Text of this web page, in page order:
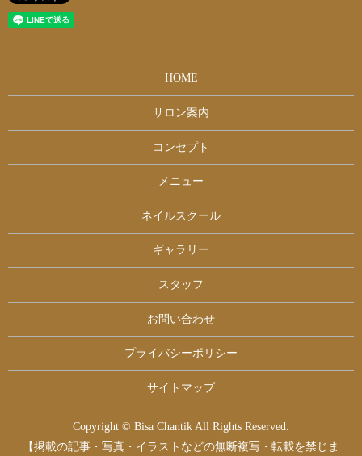
HOME
サロン案内
コンセプト
メニュー
ネイルスクール
ギャラリー
スタッフ
お問い合わせ
プライバシーポリシー
サイトマップ
Copyright © Bisa Chantik All Rights Reserved.
【掲載の記事・写真・イラストなどの無断複写・転載を禁じま